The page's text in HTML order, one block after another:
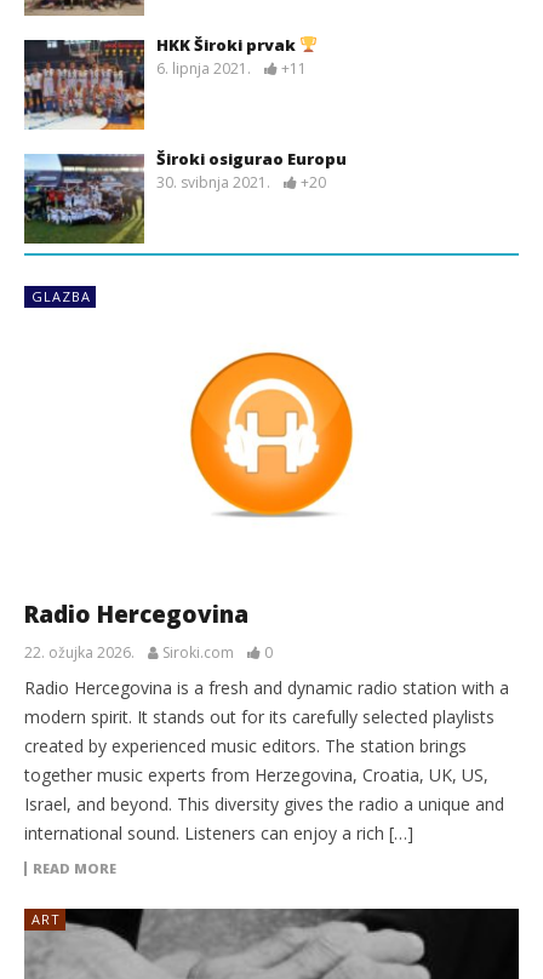
HKK Široki prvak
6. lipnja 2021. +11
Široki osigurao Europu
30. svibnja 2021. +20
GLAZBA
Radio Hercegovina
22. ožujka 2026. Siroki.com 0
Radio Hercegovina is a fresh and dynamic radio station with a
modern spirit. It stands out for its carefully selected playlists
created by experienced music editors. The station brings
together music experts from Herzegovina, Croatia, UK, US,
Israel, and beyond. This diversity gives the radio a unique and
international sound. Listeners can enjoy a rich […]
READ MORE
ART